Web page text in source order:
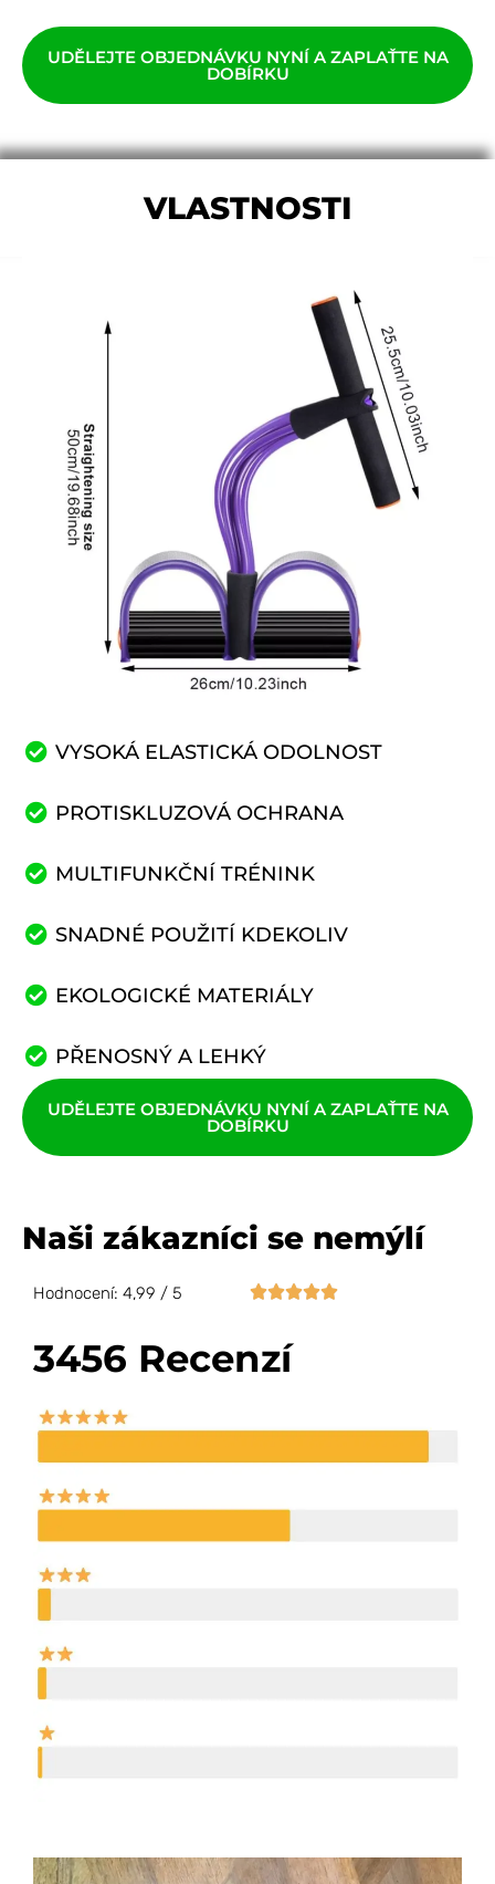
UDĚLEJTE OBJEDNÁVKU NYNÍ A ZAPLAŤTE NA
DOBÍRKU
VLASTNOSTI
VYSOKÁ ELASTICKÁ ODOLNOST
PROTISKLUZOVÁ OCHRANA
MULTIFUNKČNÍ TRÉNINK
SNADNÉ POUŽITÍ KDEKOLIV
EKOLOGICKÉ MATERIÁLY
PŘENOSNÝ A LEHKÝ
UDĚLEJTE OBJEDNÁVKU NYNÍ A ZAPLAŤTE NA
DOBÍRKU
Naši zákazníci se nemýlí
Hodnocení: 4,99 / 5 
3456 Recenzí